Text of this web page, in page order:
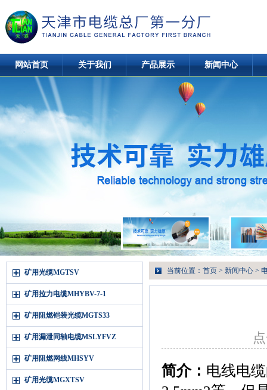
网站首页 关于我们 产品展示 新闻中心
矿用光缆MGTSV
矿用拉力电缆MHYBV-7-1
矿用阻燃铠装光缆MGTS33
矿用漏泄同轴电缆MSLYFVZ
矿用阻燃网线MHSYV
矿用光缆MGXTSV
当前位置： 首页 > 新闻中心 >
简介： 电线电